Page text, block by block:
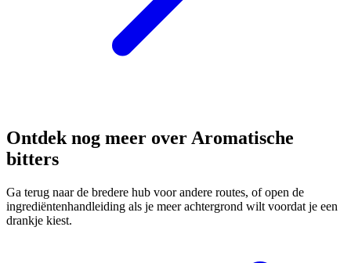
Ontdek nog meer over Aromatische
bitters
Ga terug naar de bredere hub voor andere routes, of open de
ingrediëntenhandleiding als je meer achtergrond wilt voordat je een
drankje kiest.